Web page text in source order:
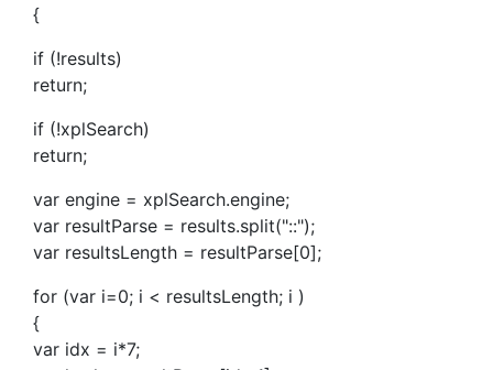
{
if (!results)
return;
if (!xplSearch)
return;
var engine = xplSearch.engine;
var resultParse = results.split("::");
var resultsLength = resultParse[0];
for (var i=0; i < resultsLength; i )
{
var idx = i*7;